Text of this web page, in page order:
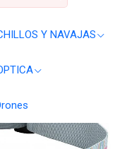
Y NAVAJAS